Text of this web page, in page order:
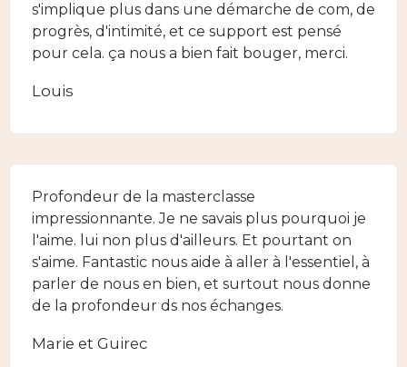
s'implique plus dans une démarche de com, de
progrès, d'intimité, et ce support est pensé
pour cela. ça nous a bien fait bouger, merci.
Louis
Profondeur de la masterclasse
impressionnante. Je ne savais plus pourquoi je
l'aime. lui non plus d'ailleurs. Et pourtant on
s'aime. Fantastic nous aide à aller à l'essentiel, à
parler de nous en bien, et surtout nous donne
de la profondeur ds nos échanges.
Marie et Guirec